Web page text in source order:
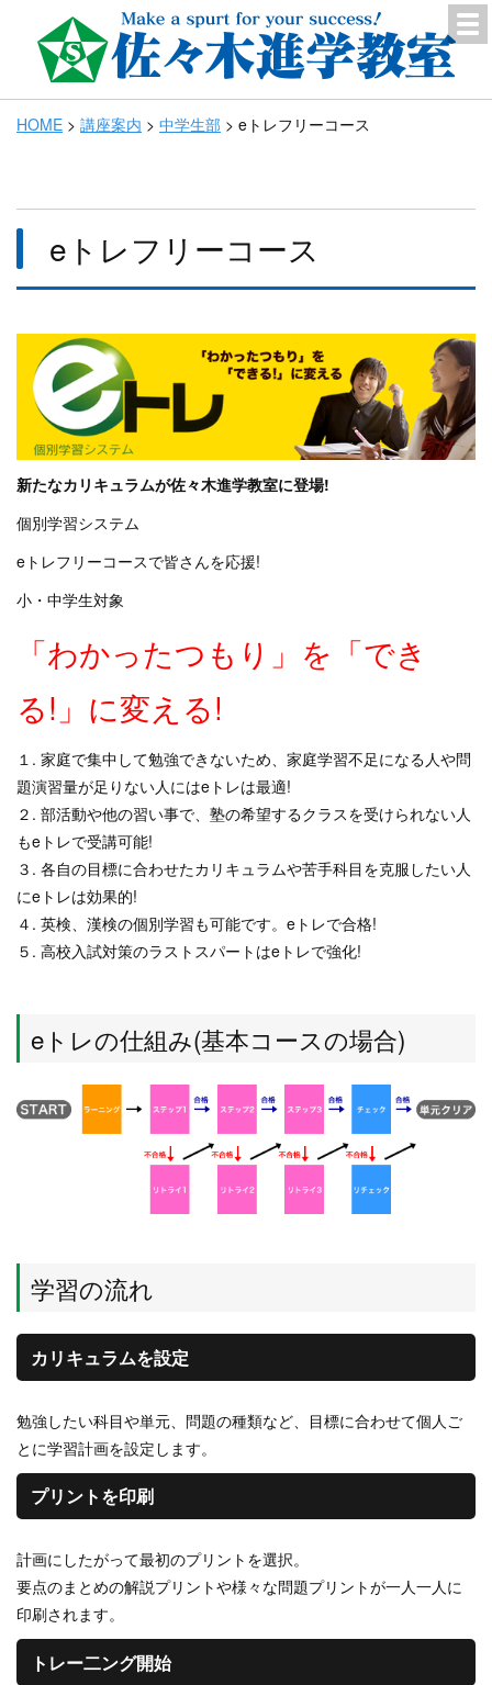
HOME > 講座案内 > 中学生部 > eトレフリーコース
eトレフリーコース
新たなカリキュラムが佐々木進学教室に登場!
個別学習システム
eトレフリーコースで皆さんを応援!
小・中学生対象
「わかったつもり」を「でき
る!」に変える!
１. 家庭で集中して勉強できないため、家庭学習不足になる人や問
題演習量が足りない人にはeトレは最適!
２. 部活動や他の習い事で、塾の希望するクラスを受けられない人
もeトレで受講可能!
３. 各自の目標に合わせたカリキュラムや苦手科目を克服したい人
にeトレは効果的!
４. 英検、漢検の個別学習も可能です。eトレで合格!
５. 高校入試対策のラストスパートはeトレで強化!
eトレの仕組み(基本コースの場合)
学習の流れ
カリキュラムを設定
勉強したい科目や単元、問題の種類など、目標に合わせて個人ご
とに学習計画を設定します。
プリントを印刷
計画にしたがって最初のプリントを選択。
要点のまとめの解説プリントや様々な問題プリントが一人一人に
印刷されます。
トレー二ング開始